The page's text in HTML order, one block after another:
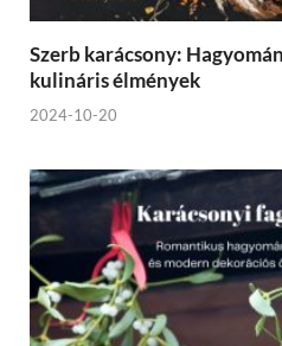
Szerb karácsony:
kulináris élmények
2024-10-20